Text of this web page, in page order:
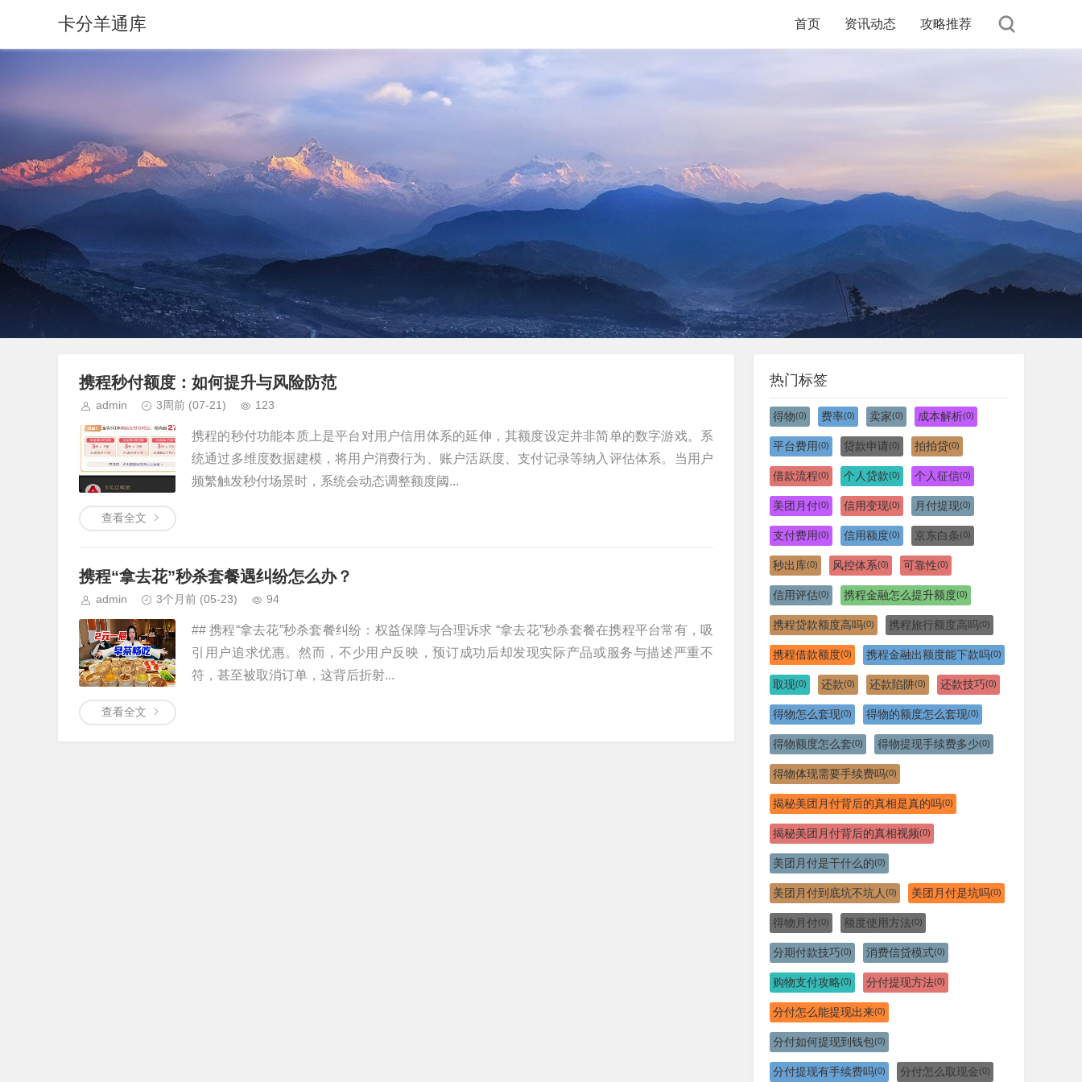
卡分羊通库 首页 资讯动态 攻略推荐
携程秒付额度：如何提升与风险防范
admin 3周前 (07-21) 123
携程的秒付功能本质上是平台对用户信用体系的延伸，其额度设定并非简单的数字游戏。系
统通过多维度数据建模，将用户消费行为、账户活跃度、支付记录等纳入评估体系。当用户
频繁触发秒付场景时，系统会动态调整额度阈...
查看全文
携程“拿去花”秒杀套餐遇纠纷怎么办？
admin 3个月前 (05-23) 94
## 携程“拿去花”秒杀套餐纠纷：权益保障与合理诉求 “拿去花”秒杀套餐在携程平台常有，吸
引用户追求优惠。然而，不少用户反映，预订成功后却发现实际产品或服务与描述严重不
符，甚至被取消订单，这背后折射...
查看全文
热门标签
得物(0) 费率(0) 卖家(0) 成本解析(0)
平台费用(0) 贷款申请(0) 拍拍贷(0)
借款流程(0) 个人贷款(0) 个人征信(0)
美团月付(0) 信用变现(0) 月付提现(0)
支付费用(0) 信用额度(0) 京东白条(0)
秒出库(0) 风控体系(0) 可靠性(0)
信用评估(0) 携程金融怎么提升额度(0)
携程贷款额度高吗(0) 携程旅行额度高吗(0)
携程借款额度(0) 携程金融出额度能下款吗(0)
取现(0) 还款(0) 还款陷阱(0) 还款技巧(0)
得物怎么套现(0) 得物的额度怎么套现(0)
得物额度怎么套(0) 得物提现手续费多少(0)
得物体现需要手续费吗(0)
揭秘美团月付背后的真相是真的吗(0)
揭秘美团月付背后的真相视频(0)
美团月付是干什么的(0)
美团月付到底坑不坑人 (0) 美团月付是坑吗(0)
得物月付(0) 额度使用方法(0)
分期付款技巧(0) 消费信贷模式(0)
购物支付攻略(0) 分付提现方法(0)
分付怎么能提现出来(0)
分付如何提现到钱包(0)
分付提现有手续费吗(0) 分付怎么取现金(0)